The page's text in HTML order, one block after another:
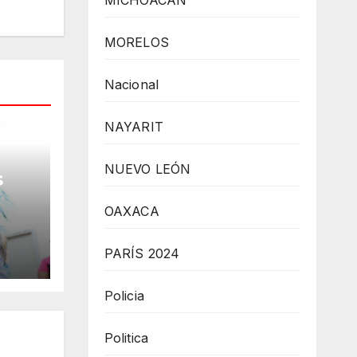
MORELOS
Nacional
NAYARIT
NUEVO LEÓN
OAXACA
PARÍS 2024
Policia
Politica